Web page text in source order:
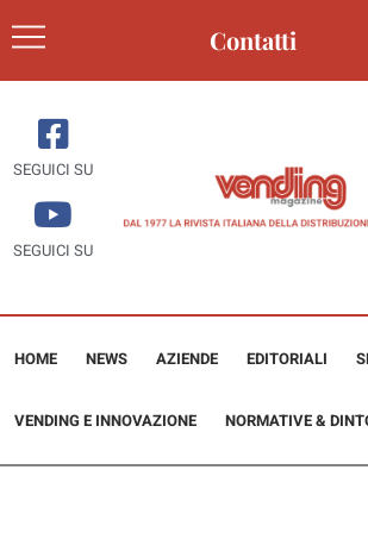
Contatti
SEGUICI SU
SEGUICI SU
HOME NEWS AZIENDE EDITORIALI
VENDING E INNOVAZIONE NORMATIVE &